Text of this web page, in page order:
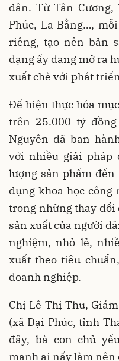
dân. Từ Tân
Phúc, La Bằng…,
riêng, tạo nên bản
dạng ấy đang mở ra
xuất chè với phát
Để hiện thực hóa
trên 25.000 tỷ
Nguyên đã ban
với nhiều giải pháp
lượng sản phẩm
dụng khoa học công
trong những thay đổi
sản xuất của người
nghiệm, nhỏ lẻ,
xuất theo tiêu
doanh nghiệp.
Chị Lê Thị Thu,
(xã Đại Phúc, tỉnh
đây, bà con chủ
mạnh ai nấy làm nên